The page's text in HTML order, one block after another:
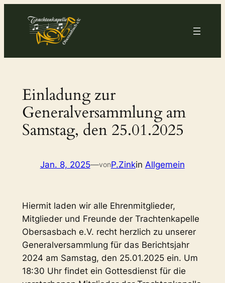
springen
Einladung zur
Generalversammlung am
Samstag, den 25.01.2025
Jan. 8, 2025—vonP.Zinkin Allgemein
Hiermit laden wir alle Ehrenmitglieder,
Mitglieder und Freunde der Trachtenkapelle
Obersasbach e.V. recht herzlich zu unserer
Generalversammlung für das Berichtsjahr
2024 am Samstag, den 25.01.2025 ein. Um
18:30 Uhr findet ein Gottesdienst für die